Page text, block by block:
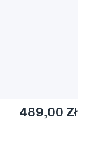
489,00 Zł